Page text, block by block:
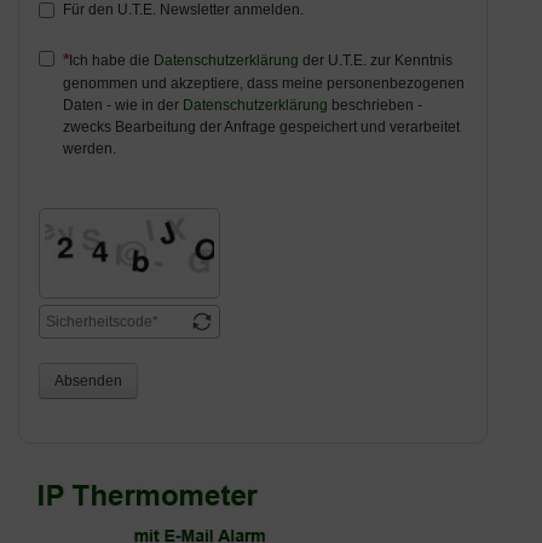
Für den U.T.E. Newsletter anmelden.
Ich habe die Datenschutzerklärung der U.T.E. zur Kenntnis
genommen und akzeptiere, dass meine personenbezogenen
Daten - wie in der Datenschutzerklärung beschrieben -
zwecks Bearbeitung der Anfrage gespeichert und verarbeitet
werden.
Absenden